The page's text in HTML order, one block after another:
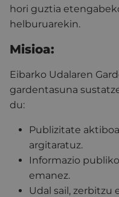
hori guztia
helburuarekin.
Misioa:
Eibarko Udalaren
gardentasuna
du:
Publizitate
argitaratuz.
Informazio
emanez.
Udal sail, zerbitzu